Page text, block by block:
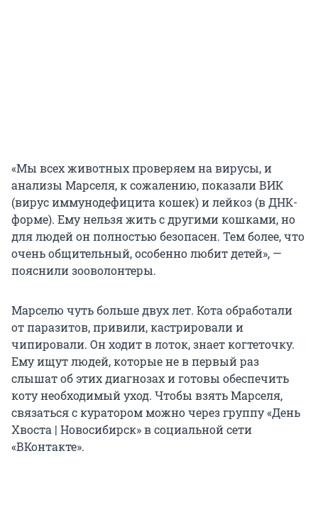
«Мы всех животных проверяем на вирусы, и
анализы Марселя, к сожалению, показали ВИК
(вирус иммунодефицита кошек) и лейкоз (в ДНК-
форме). Ему нельзя жить с другими кошками, но
для людей он полностью безопасен. Тем более, что
очень общительный, особенно любит детей», —
пояснили зооволонтеры.
Марселю чуть больше двух лет. Кота обработали
от паразитов, привили, кастрировали и
чипировали. Он ходит в лоток, знает когтеточку.
Ему ищут людей, которые не в первый раз
слышат об этих диагнозах и готовы обеспечить
коту необходимый уход. Чтобы взять Марселя,
связаться с куратором можно через группу «День
Хвоста | Новосибирск» в социальной сети
«ВКонтакте».